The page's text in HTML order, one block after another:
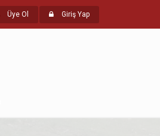
Üye Ol Giriş Yap